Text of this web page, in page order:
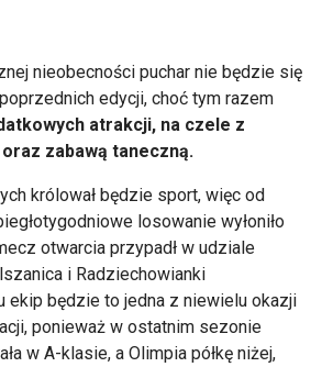
nieobecności puchar nie będzie się
edycji, choć tym razem
atrakcji, na czele z
zabawą taneczną.
królował będzie sport, więc od
losowanie wyłoniło
otwarcia przypadł w udziale
i Radziechowianki
ekip będzie to jedna z niewielu okazji
ponieważ w ostatnim sezonie
w A-klasie, a Olimpia półkę niżej,